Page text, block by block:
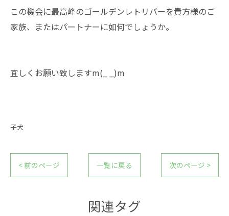
この機会に最高峰のゴールデンレトリバーを貴方様のご
家族、またはパートナーに如何でしょうか。
宜しくお願い致しますm(_ _)m
子犬
< 前のページ 一覧に戻る 次のページ >
関連タグ